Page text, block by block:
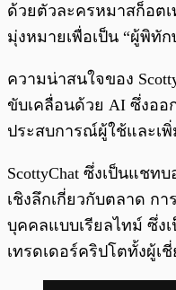
ด้วยตัวละครหมาสก็อต
มุ่งหมายเพื่อเป็น “ผู้พิทั
ความน่าสนใจของ
ขับเคลื่อนด้วย AI ซึ่งออ
ประสบการณ์ผู้ใช้และเ
ScottyChat ซึ่งเป็นแช
เชิงลึกเกี่ยวกับตลาด ก
บุคคลแบบเรียลไทม์ ซึ่ง
เทรดเดอร์คริปโตทั้งผู้เ